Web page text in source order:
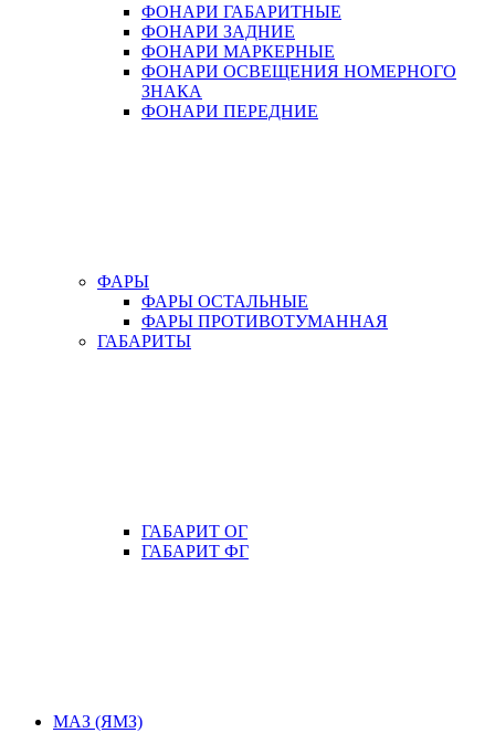
ФОНАРИ ГАБАРИТНЫЕ
ФОНАРИ ЗАДНИЕ
ФОНАРИ МАРКЕРНЫЕ
ФОНАРИ ОСВЕЩЕНИЯ НОМЕРНОГО
ЗНАКА
ФОНАРИ ПЕРЕДНИЕ
ФАРЫ
ФАРЫ ОСТАЛЬНЫЕ
ФАРЫ ПРОТИВОТУМАННАЯ
ГАБАРИТЫ
ГАБАРИТ ОГ
ГАБАРИТ ФГ
МАЗ (ЯМЗ)